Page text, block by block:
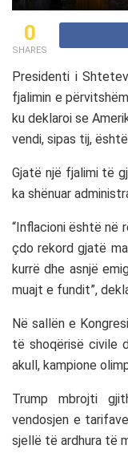
0
SHARES
Presidenti i
fjalimin e
ku deklaroi se
vendi, sipas tij,
Gjatë një fjalimi të
ka shënuar
“Inflacioni është në
çdo rekord gjatë
kurrë dhe asnjë
muajt e fundit”,
Në sallën e
të shoqërisë civile
akull, kampione
Trump mbrojti
vendosjen e
sjellë të ardhura të